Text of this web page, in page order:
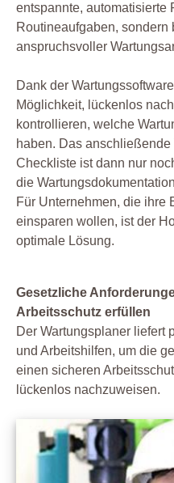
entspannte, automatisierte
Routineaufgaben,
anspruchsvoller
Dank der
Möglichkeit, lückenlos
kontrollieren, welche
haben. Das
Checkliste ist dann nur
die
Für Unternehmen, die ihre
einsparen wollen, ist der
optimale Lösung.
Gesetzliche
Arbeitsschutz erfüllen
Der Wartungsplaner liefert
und Arbeitshilfen, um die
einen sicheren
lückenlos nachzuweisen.